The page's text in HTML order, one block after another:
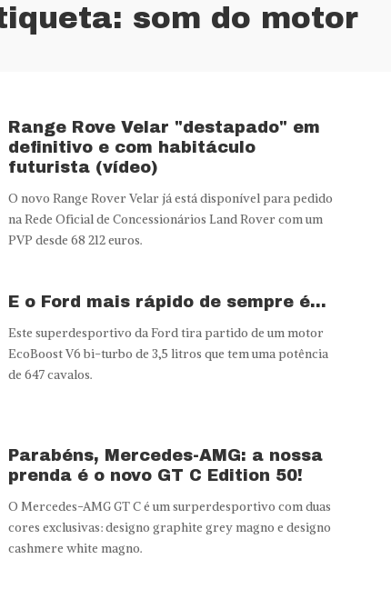
som do motor
Range Rove Velar "destapado" em
definitivo e com habitáculo
futurista (vídeo)
O novo Range Rover Velar já está disponível para pedido
na Rede Oficial de Concessionários Land Rover com um
PVP desde 68 212 euros.
E o Ford mais rápido de sempre é…
Este superdesportivo da Ford tira partido de um motor
EcoBoost V6 bi-turbo de 3,5 litros que tem uma potência
de 647 cavalos.
Parabéns, Mercedes-AMG: a nossa
prenda é o novo GT C Edition 50!
O Mercedes-AMG GT C é um surperdesportivo com duas
cores exclusivas: designo graphite grey magno e designo
cashmere white magno.